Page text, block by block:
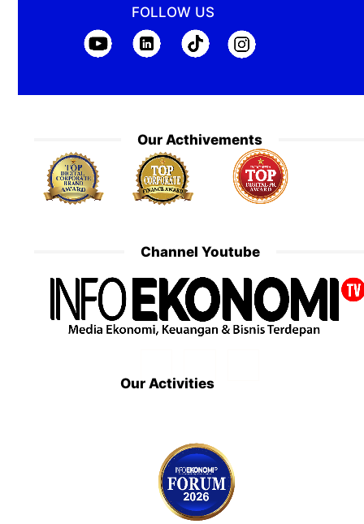
FOLLOW US
Our Acthivements
Channel Youtube
Our Activities